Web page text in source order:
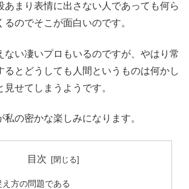
あまり表情に出さない人であっても何ら
のでそこが面白いのです。
ない凄いプロもいるのですが、やはり常
るとどうしても人間というものは何かし
見せてしまうようです。
私の密かな楽しみになります。
目次
方の問題である